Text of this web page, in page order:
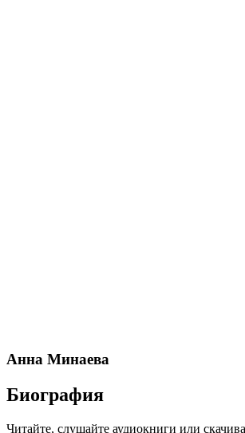
Анна Минаева
Биография
Читайте, слушайте аудиокниги или